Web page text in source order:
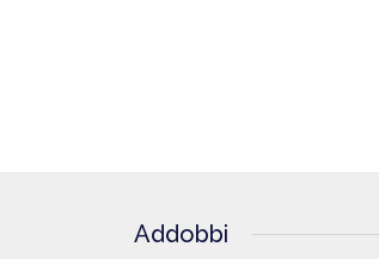
Addobbi